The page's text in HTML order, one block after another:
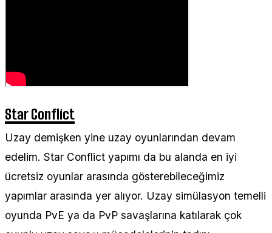
Star Conflict
Uzay demişken yine uzay oyunlarından devam
edelim. Star Conflict yapımı da bu alanda en iyi
ücretsiz oyunlar arasında gösterebileceğimiz
yapımlar arasında yer alıyor. Uzay simülasyon temelli
oyunda PvE ya da PvP savaşlarına katılarak çok